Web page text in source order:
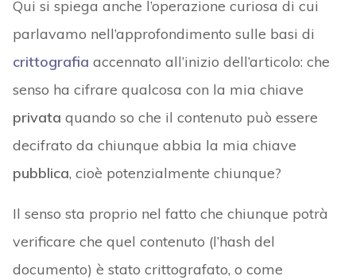
Qui si spiega anche l’operazione curiosa di cui
parlavamo nell’approfondimento sulle basi di
crittografia accennato all’inizio dell’articolo: che
senso ha cifrare qualcosa con la mia chiave
privata quando so che il contenuto può essere
decifrato da chiunque abbia la mia chiave
pubblica, cioè potenzialmente chiunque?
Il senso sta proprio nel fatto che chiunque potrà
verificare che quel contenuto (l’hash del
documento) è stato crittografato, o come